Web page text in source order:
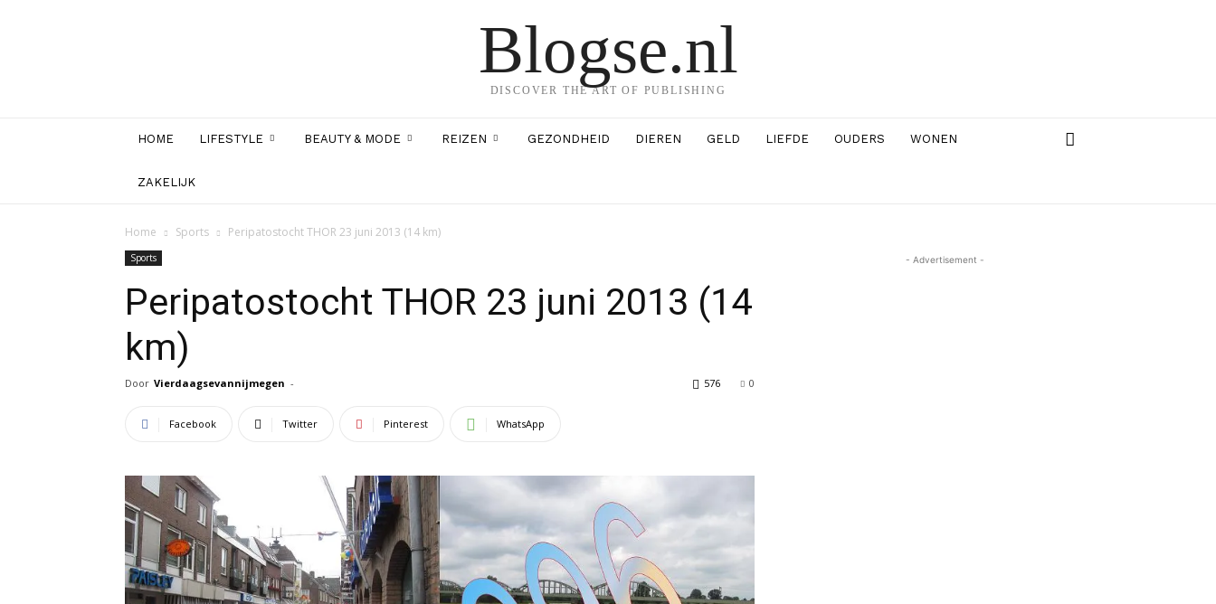
Blogse.nl
DISCOVER THE ART OF PUBLISHING
HOME LIFESTYLE BEAUTY & MODE REIZEN GEZONDHEID DIEREN GELD LIEFDE OUDERS WONEN
ZAKELIJK
Home Sports Peripatostocht THOR 23 juni 2013 (14 km)
Sports
Peripatostocht THOR 23 juni 2013 (14
km)
Door Vierdaagsevannijmegen - 0
576
Facebook Twitter Pinterest WhatsApp
- Advertisement -